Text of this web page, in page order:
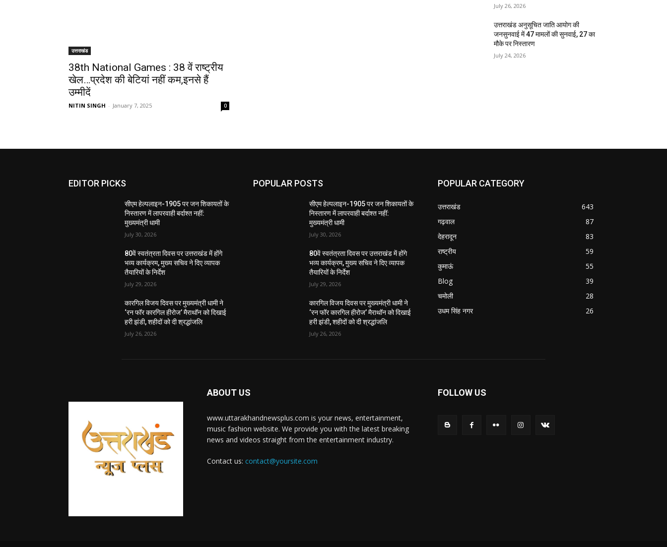
उत्तराखंड
38th National Games : 38 वें राष्ट्रीय
खेल…प्रदेश की बेटियां नहीं कम,इनसे हैं
उम्मीदें
NITIN SINGH - January 7, 2025 0
July 26, 2026
उत्तराखंड अनुसूचित जाति आयोग की
जनसुनवाई में 47 मामलों की सुनवाई, 27 का
मौके पर निस्तारण
July 24, 2026
EDITOR PICKS
सीएम हेल्पलाइन-1905 पर जन शिकायतों के
निस्तारण में लापरवाही बर्दाश्त नहीं:
मुख्यमंत्री धामी
July 30, 2026
80वें स्वतंत्रता दिवस पर उत्तराखंड में होंगे
भव्य कार्यक्रम, मुख्य सचिव ने दिए व्यापक
तैयारियों के निर्देश
July 29, 2026
कारगिल विजय दिवस पर मुख्यमंत्री धामी ने
‘रन फॉर कारगिल हीरोज’ मैराथॉन को दिखाई
हरी झंडी, शहीदों को दी श्रद्धांजलि
July 26, 2026
POPULAR POSTS
सीएम हेल्पलाइन-1905 पर जन शिकायतों के
निस्तारण में लापरवाही बर्दाश्त नहीं:
मुख्यमंत्री धामी
July 30, 2026
80वें स्वतंत्रता दिवस पर उत्तराखंड में होंगे
भव्य कार्यक्रम, मुख्य सचिव ने दिए व्यापक
तैयारियों के निर्देश
July 29, 2026
कारगिल विजय दिवस पर मुख्यमंत्री धामी ने
‘रन फॉर कारगिल हीरोज’ मैराथॉन को दिखाई
हरी झंडी, शहीदों को दी श्रद्धांजलि
July 26, 2026
POPULAR CATEGORY
उत्तराखंड
643
गढ़वाल
87
देहरादून
83
राष्ट्रीय
59
कुमाऊं
55
Blog
39
चमोली
28
उधम सिंह नगर
26
ABOUT US
www.uttarakhandnewsplus.com is your news, entertainment,
music fashion website. We provide you with the latest breaking
news and videos straight from the entertainment industry.
Contact us: contact@yoursite.com
FOLLOW US